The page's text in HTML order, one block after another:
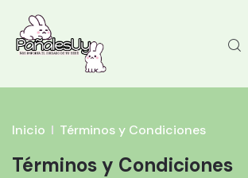
Inicio Términos y Condiciones
Términos y Condiciones